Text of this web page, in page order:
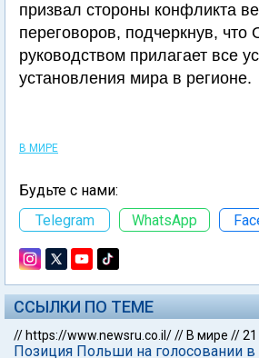
призвал стороны конфликта
переговоров, подчеркнув,
руководством прилагает все
установления мира в регионе.
В МИРЕ
Будьте с нами:
Telegram
WhatsApp
ССЫЛКИ ПО ТЕМЕ
// https://www.newsru.co.il/// В мире //21
Позиция Польши на голосовании в